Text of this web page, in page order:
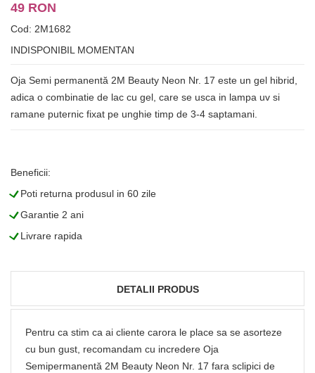
49 RON
Cod: 2M1682
INDISPONIBIL MOMENTAN
Oja Semi permanentă 2M Beauty Neon Nr. 17 este un gel hibrid,
adica o combinatie de lac cu gel, care se usca in lampa uv si
ramane puternic fixat pe unghie timp de 3-4 saptamani.
Beneficii:
LPoti returna produsul in 60 zile
LGarantie 2 ani
LLivrare rapida
DETALII PRODUS
Pentru ca stim ca ai cliente carora le place sa se asorteze
cu bun gust, recomandam cu incredere Oja
Semipermanentă 2M Beauty Neon Nr. 17 fara sclipici de